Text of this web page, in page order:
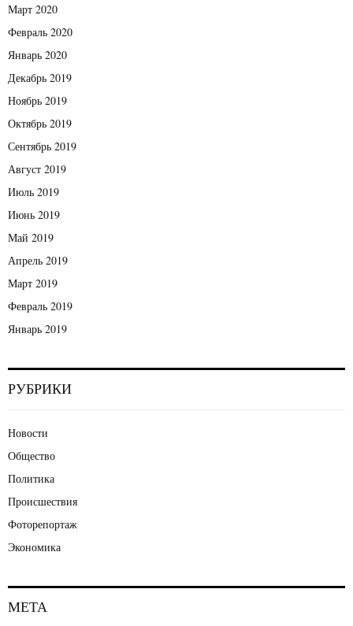
Март 2020
Февраль 2020
Январь 2020
Декабрь 2019
Ноябрь 2019
Октябрь 2019
Сентябрь 2019
Август 2019
Июль 2019
Июнь 2019
Май 2019
Апрель 2019
Март 2019
Февраль 2019
Январь 2019
РУБРИКИ
Новости
Общество
Политика
Происшествия
Фоторепортаж
Экономика
МЕТА